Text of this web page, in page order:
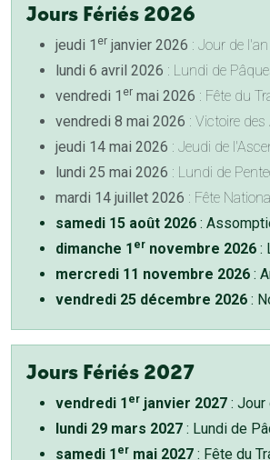
Jours Fériés 2026
jeudi 1 er janvier 2026 : Jour de l'an
lundi 6 avril 2026 : Lundi de
vendredi 1 er mai 2026 : Fête du
vendredi 8 mai 2026 : Victoire
jeudi 14 mai 2026 : Jeudi de
lundi 25 mai 2026 : Lundi de
mardi 14 juillet 2026 : Fête
samedi 15 août 2026 :
dimanche 1 er novembre 2026 :
mercredi 11 novembre 2026 :
vendredi 25 décembre 2026 :
Jours Fériés 2027
vendredi 1 er janvier 2027 : Jour
lundi 29 mars 2027 : Lundi de
samedi 1 er mai 2027 : Fête du